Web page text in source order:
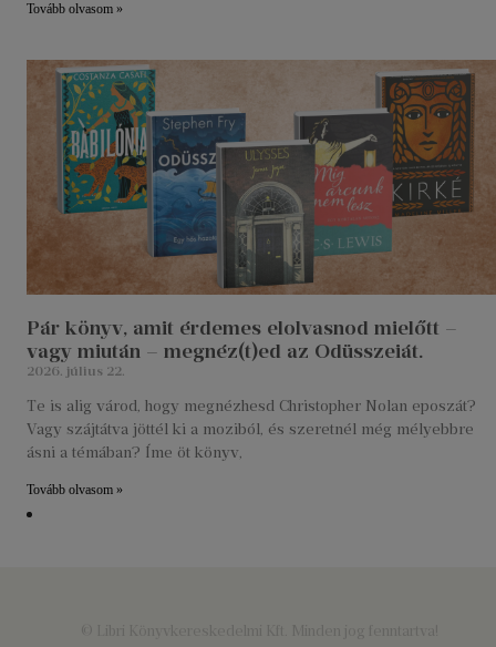
Tovább olvasom »
Pár könyv, amit érdemes elolvasnod mielőtt –
vagy miután – megnéz(t)ed az Odüsszeiát.
2026. július 22.
Te is alig várod, hogy megnézhesd Christopher Nolan eposzát?
Vagy szájtátva jöttél ki a moziból, és szeretnél még mélyebbre
ásni a témában? Íme öt könyv,
Tovább olvasom »